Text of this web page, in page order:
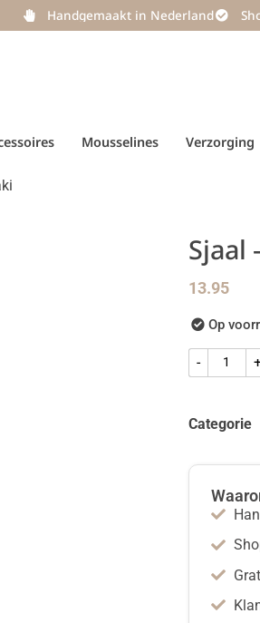
Handgemaakt in Nederland
Mousselines Verzorging
Sjaal
13.95
Op
-
Categorie